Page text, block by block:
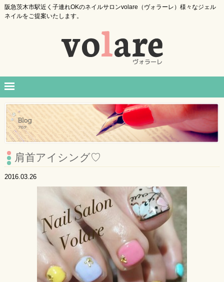
阪急茨木市駅近く子連れOKのネイルサロンvolare（ヴォラーレ）様々なジェル
ネイルをご提案いたします。
肩首アイシング♡
2016.03.26